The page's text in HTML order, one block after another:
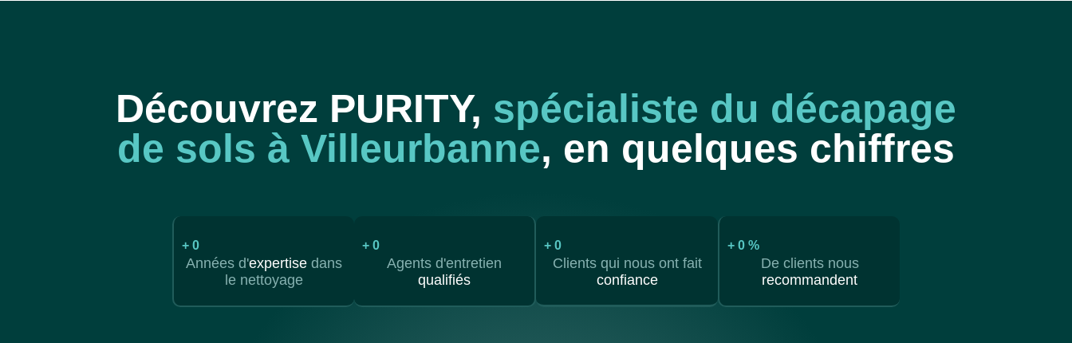
Découvrez PURITY, spécialiste du décapage
de sols à Villeurbanne, en quelques chiffres
+ 0
Années d'expertise dans
le nettoyage
+ 0
Agents d'entretien
qualifiés
+ 0
Clients qui nous ont fait
confiance
+ 0 %
De clients nous
recommandent